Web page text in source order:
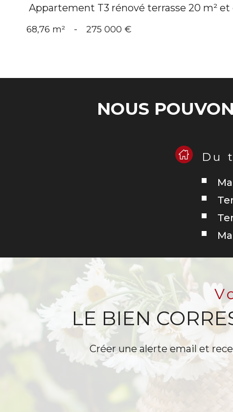
Appartement T3 rénové terrasse 20 m² et
68,76 m² - 275 000 €
NOUS
Du
LE BIEN
Créer une alerte email et